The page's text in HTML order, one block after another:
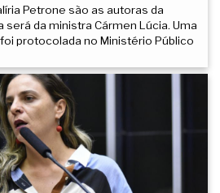
Petrone são as autoras da
será da ministra Cármen Lúcia. Uma
protocolada no Ministério Público